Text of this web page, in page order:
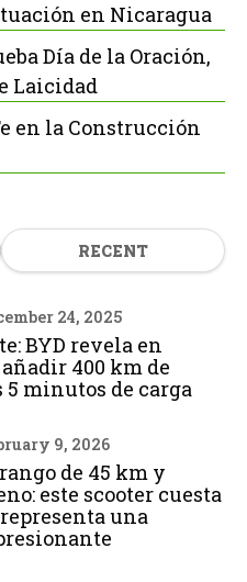
en Nicaragua
Día de la Oración,
Laicidad
en la Construcción
RECENT
24, 2025
BYD revela en
400 km de
5 minutos de carga
9, 2026
de 45 km y
este scooter cuesta
una